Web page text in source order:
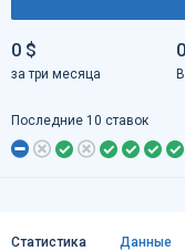
0 $
за три месяца
0
Последние 10 ставок
Статистика Данные